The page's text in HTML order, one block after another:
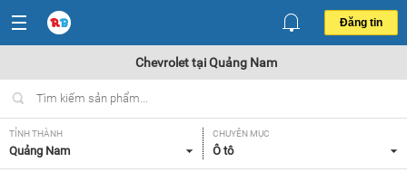
Đăng tin
Chevrolet tại Quảng Nam
TỈNH THÀNH
Quảng Nam
CHUYÊN MỤC
Ô tô